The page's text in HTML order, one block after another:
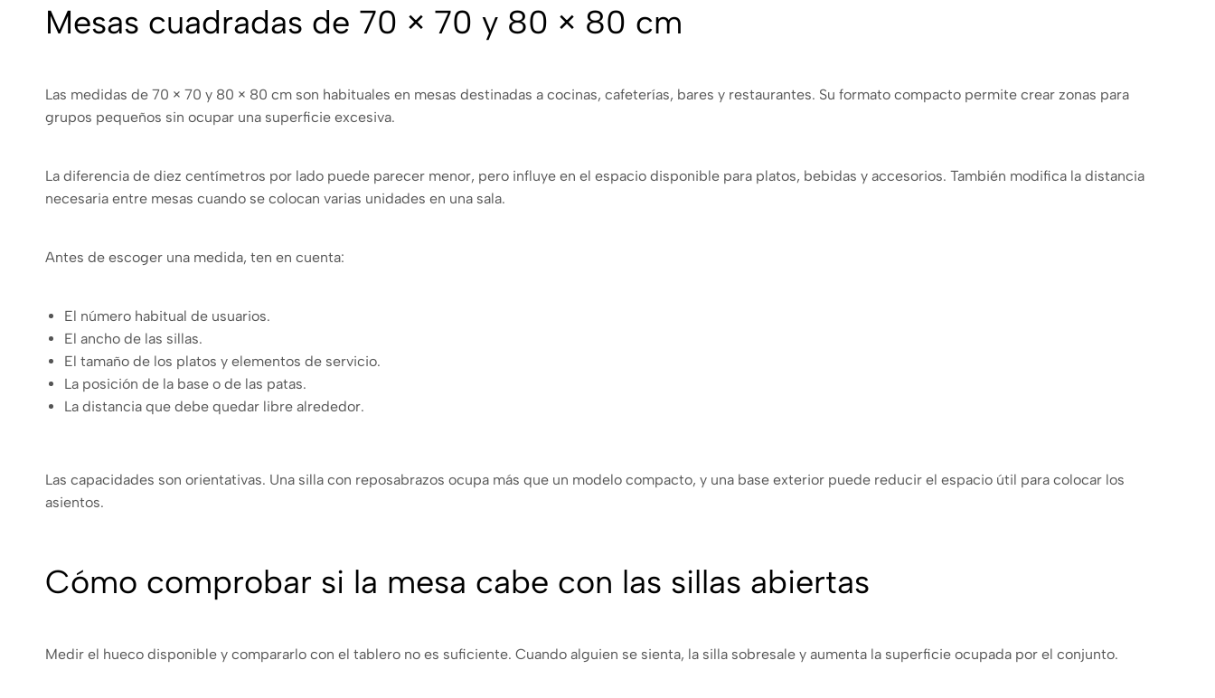
Mesas cuadradas de 70 × 70 y 80 × 80 cm
Las medidas de 70 × 70 y 80 × 80 cm son habituales en mesas destinadas a cocinas, cafeterías, bares y restaurantes. Su formato compacto permite crear zonas para
grupos pequeños sin ocupar una superficie excesiva.
La diferencia de diez centímetros por lado puede parecer menor, pero influye en el espacio disponible para platos, bebidas y accesorios. También modifica la distancia
necesaria entre mesas cuando se colocan varias unidades en una sala.
Antes de escoger una medida, ten en cuenta:
El número habitual de usuarios.
El ancho de las sillas.
El tamaño de los platos y elementos de servicio.
La posición de la base o de las patas.
La distancia que debe quedar libre alrededor.
Las capacidades son orientativas. Una silla con reposabrazos ocupa más que un modelo compacto, y una base exterior puede reducir el espacio útil para colocar los
asientos.
Cómo comprobar si la mesa cabe con las sillas abiertas
Medir el hueco disponible y compararlo con el tablero no es suficiente. Cuando alguien se sienta, la silla sobresale y aumenta la superficie ocupada por el conjunto.